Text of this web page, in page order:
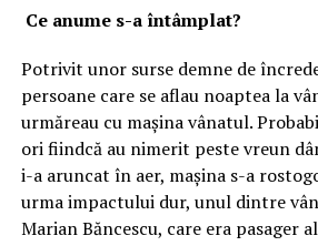
Ce anume s-a întâmplat?
Potrivit unor surse demne de
persoane care se aflau noaptea la
urmăreau cu mașina vânatul.
ori fiindcă au nimerit peste vreun
i-a aruncat în aer, mașina s-a
urma impactului dur, unul dintre
Marian Băncescu, care era pasager